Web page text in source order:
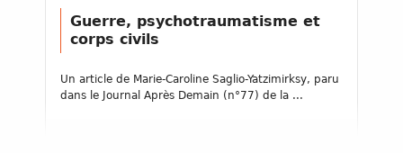
Guerre, psychotraumatisme et
corps civils
Un article de Marie-Caroline Saglio-Yatzimirksy, paru
dans le Journal Après Demain (n°77) de la ...